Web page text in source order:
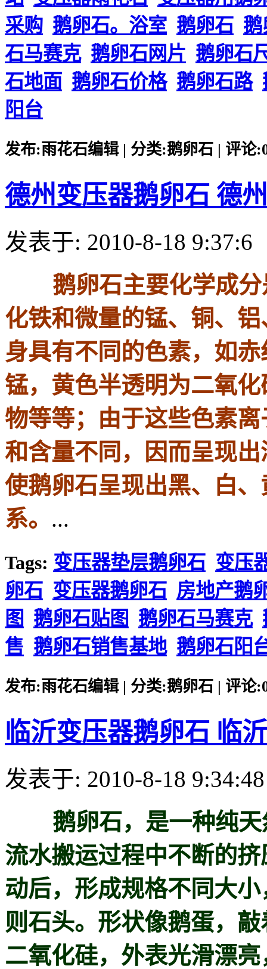
采购 鹅卵石。浴室 鹅卵石 鹅
石马赛克 鹅卵石网片 鹅卵石
石地面 鹅卵石价格 鹅卵石路
阳台
发布:雨花石编辑 | 分类:鹅卵石 | 评论
德州变压器鹅卵石 德
发表于: 2010-8-18 9:37:6
鹅卵石主要化学成分
化铁和微量的锰、铜、
身具有不同的色素，如
锰，黄色半透明为二氧
物等等；由于这些色素
和含量不同，因而呈现
使鹅卵石呈现出黑、白
系。 ...
Tags: 变压器垫层鹅卵石 变压
卵石 变压器鹅卵石 房地产鹅
图 鹅卵石贴图 鹅卵石马赛克
售 鹅卵石销售基地 鹅卵石阳
发布:雨花石编辑 | 分类:鹅卵石 | 评论
临沂变压器鹅卵石 临
发表于: 2010-8-18 9:34:48
鹅卵石，是一种纯天
流水搬运过程中不断的
动后，形成规格不同大
则石头。形状像鹅蛋，
二氧化硅，外表光滑漂